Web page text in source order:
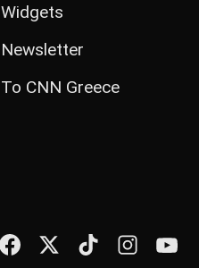
Widgets
Newsletter
Το CNN Greece